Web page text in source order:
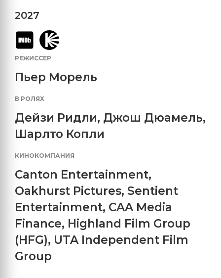
2027
РЕЖИССЕР
Пьер Морель
В РОЛЯХ
Дейзи Ридли, Джош Дюамель,
Шарлто Копли
КИНОКОМПАНИЯ
Canton Entertainment,
Oakhurst Pictures, Sentient
Entertainment, CAA Media
Finance, Highland Film Group
(HFG), UTA Independent Film
Group